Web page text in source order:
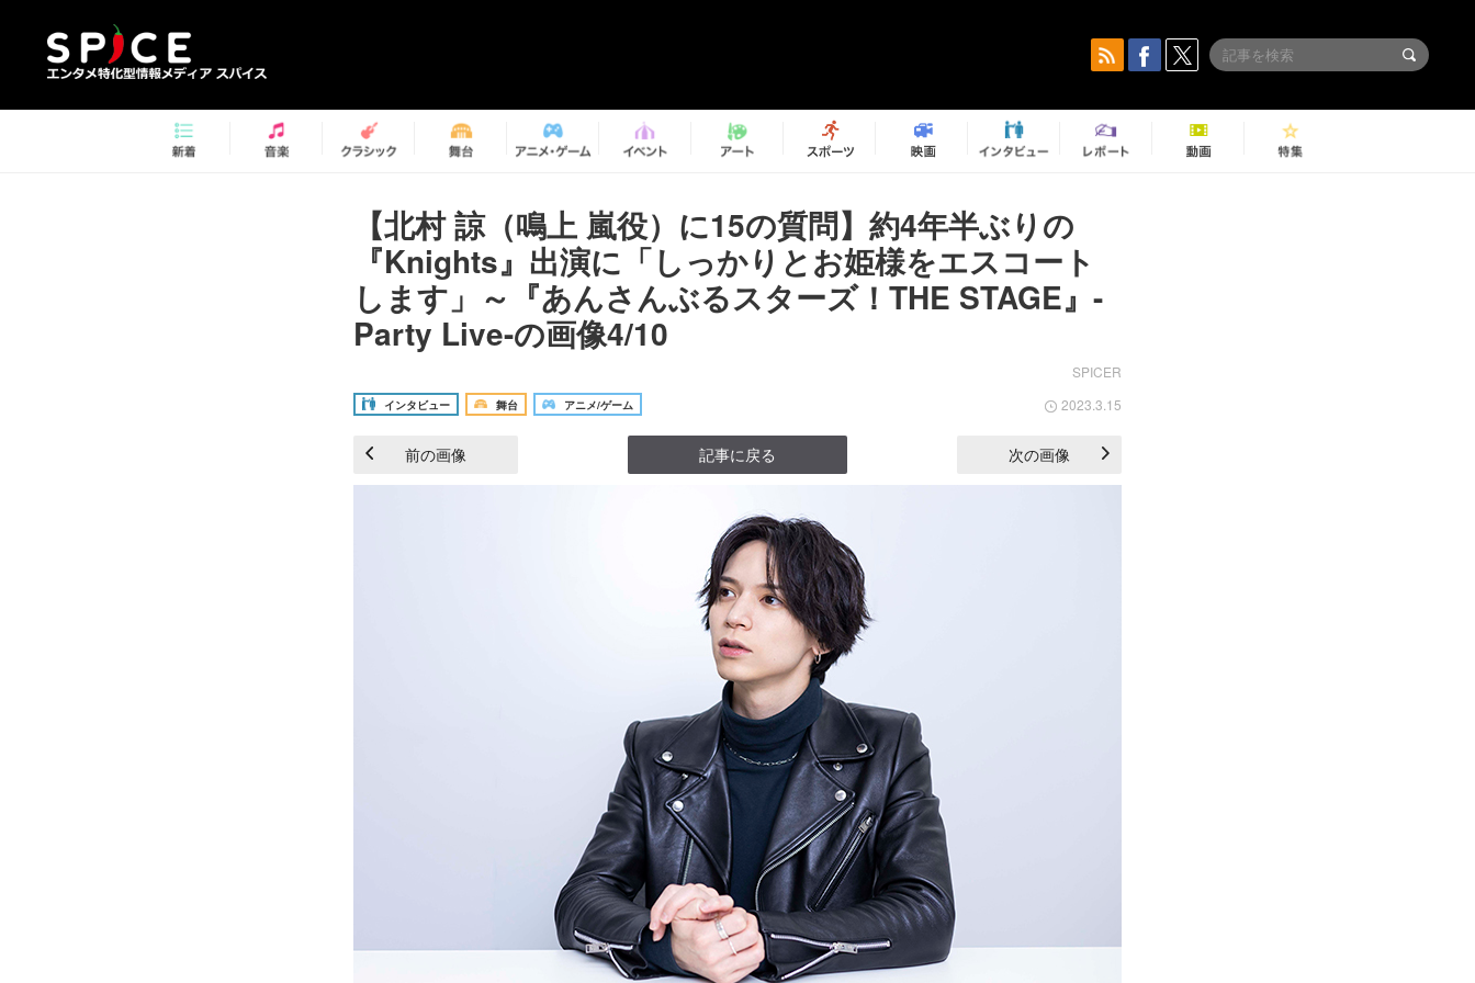
【北村 諒（鳴上 嵐役）に15の質問】約4年半ぶりの
『Knights』出演に「しっかりとお姫様をエスコート
します」～『あんさんぶるスターズ！THE STAGE』-
Party Live-の画像4/10
SPICER
インタビュー 舞台 アニメ/ゲーム 2023.3.15
前の画像 記事に戻る 次の画像